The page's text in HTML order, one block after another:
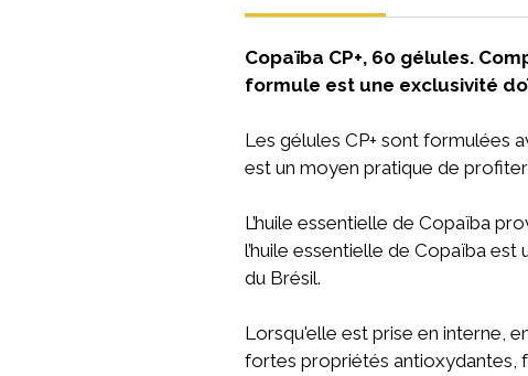
Copaïba CP+, 60 gélules.
formule est une exclusivité
Les gélules CP+ sont formulées
est un moyen pratique de
L’huile essentielle de Copaïba
l’huile essentielle de Copaïba
du Brésil.
Lorsqu'elle est prise en interne,
fortes propriétés antioxydantes,